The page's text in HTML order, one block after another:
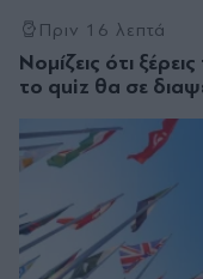
Πριν 16 λεπτά
Νομίζεις ότι
το quiz θα σε